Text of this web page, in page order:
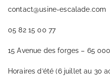
contact@usine-escalade.com
05 82 15 00 77
15 Avenue des forges – 65
Horaires d’été (6 juillet au 30